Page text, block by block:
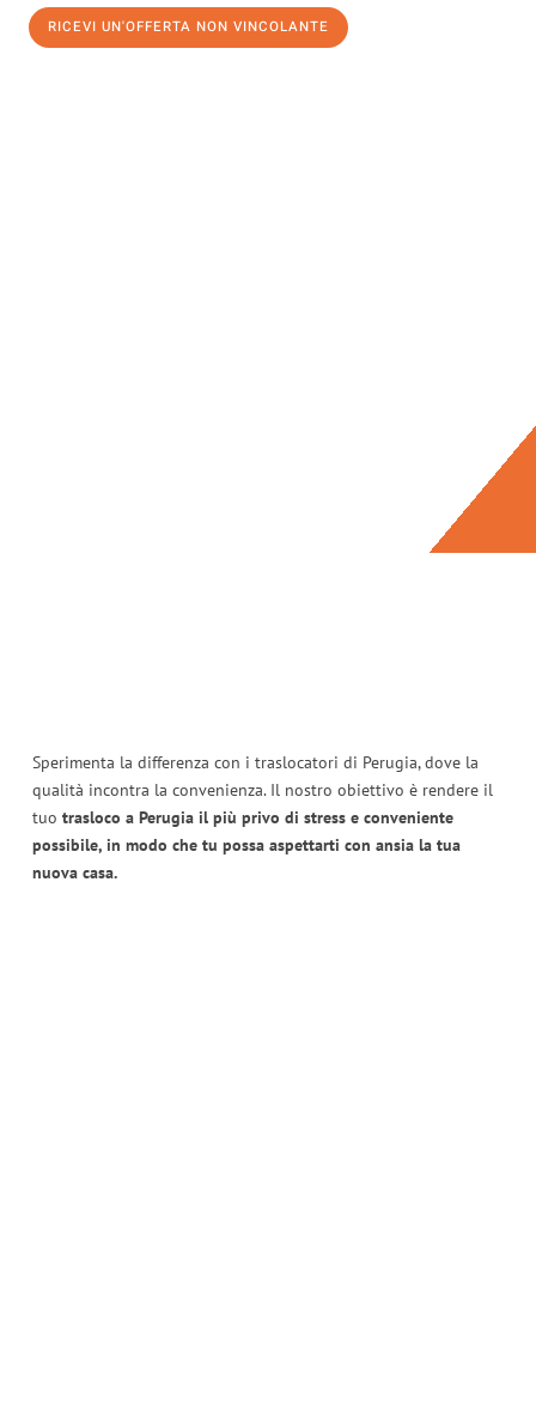
RICEVI UN'OFFERTA NON VINCOLANTE
Sperimenta la differenza con i traslocatori di Perugia, dove la
qualità incontra la convenienza. Il nostro obiettivo è rendere il
tuo trasloco a Perugia il più privo di stress e conveniente
possibile, in modo che tu possa aspettarti con ansia la tua
nuova casa.